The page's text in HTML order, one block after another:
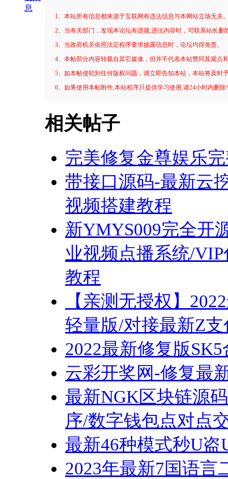
息
1、本站所有信息都来源于互联网有违法信息与本网站立场无关
2、当有关部门，发现本论坛有违规,违法内容时，可联系站长删
3、当政府机关依照法定程序要求披露信息时，论坛均得免责。
4、本帖部分内容转载自其它媒体，但并不代表本站赞同其观点
5、如本帖侵犯到任何版权问题，请立即告知本站，本站将及时
6、如果使用本帖附件,本站程序只提供学习使用,请24小时内删
相关帖子
完美修复金尊娱乐
带接口源码-最新云
视频搭建教程
新YMYS009完全开
业视频点播系统/
教程
【亲测无授权】
轻量版/对接最新Z
2022最新修复版
云彩开奖网-修复最
最新NGK区块链源
序/数字钱包点对点
最新46种模式秒U盗
2023年最新7国语言